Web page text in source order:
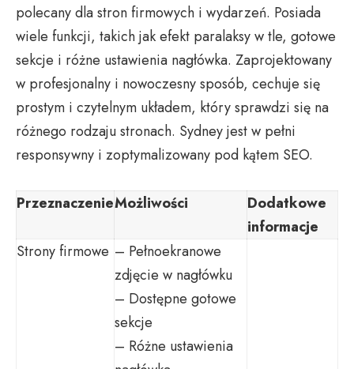
polecany dla stron firmowych i wydarzeń. Posiada
wiele funkcji, takich jak efekt paralaksy w tle, gotowe
sekcje i różne ustawienia nagłówka. Zaprojektowany
w profesjonalny i nowoczesny sposób, cechuje się
prostym i czytelnym układem, który sprawdzi się na
różnego rodzaju stronach. Sydney jest w pełni
responsywny i zoptymalizowany pod kątem SEO.
PrzeznaczenieMożliwości
Dodatkowe
informacje
Strony firmowe – Pełnoekranowe
zdjęcie w nagłówku
– Dostępne gotowe
sekcje
– Różne ustawienia